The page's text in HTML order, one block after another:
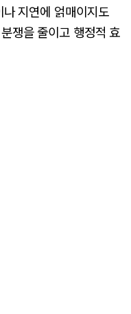
지연에 얽매이지도
쟁을 줄이고 행정적 효